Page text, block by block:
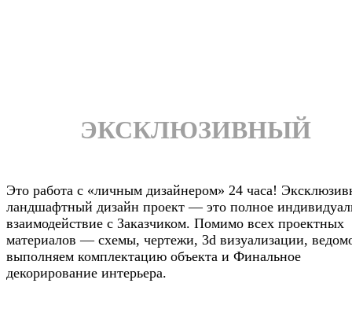
ЭКСКЛЮЗИВНЫЙ
Это работа с «личным дизайнером» 24 часа!
ландшафтный дизайн проект — это полное
взаимодействие с Заказчиком. Помимо всех проектных
материалов — схемы, чертежи, 3d визуализации,
выполняем комплектацию объекта и Финальное
декорирование интерьера.